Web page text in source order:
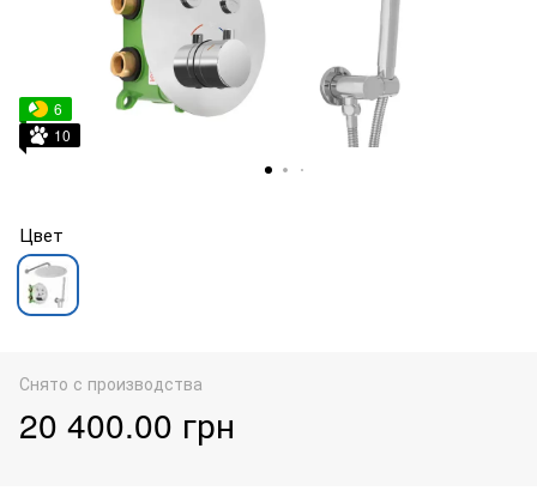
6
10
Цвет
Снято с производства
20 400.00 грн